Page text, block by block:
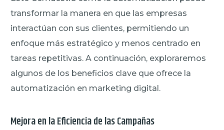
transformar la manera en que las empresas
interactúan con sus clientes, permitiendo un
enfoque más estratégico y menos centrado en
tareas repetitivas. A continuación, exploraremos
algunos de los beneficios clave que ofrece la
automatización en marketing digital.
Mejora en la Eficiencia de las Campañas